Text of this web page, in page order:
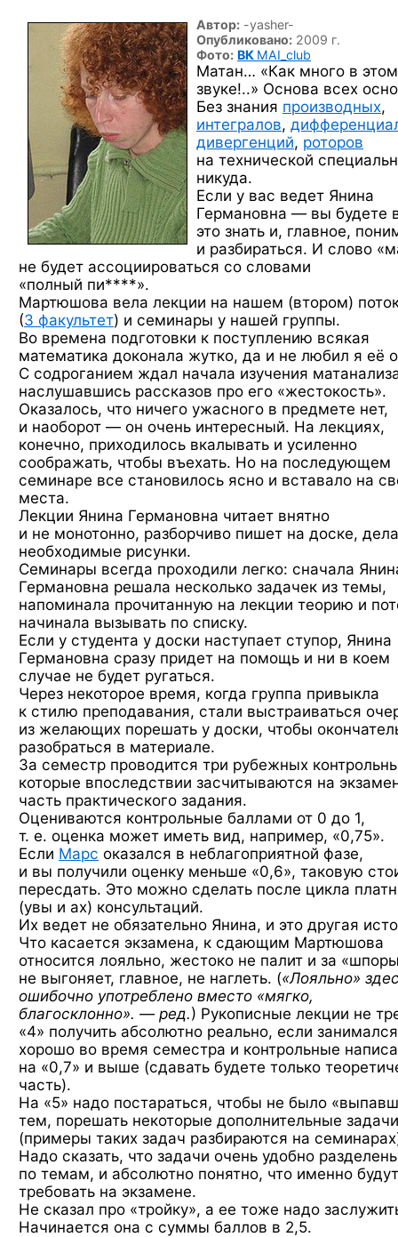
Автор: -yasher-
Опубликовано: 2009 г.
Фото: ВК MAI_club
Матан… «Как много в этом
звуке!..» Основа всех
Без знания производных,
интегралов,
дивергенций, роторов
на технической
никуда.
Если у вас ведет Янина
Германовна — вы будете
это знать и, главное,
и разбираться. И слово
не будет ассоциироваться со словами
«полный пи****».
Мартюшова вела лекции на нашем (втором)
(3 факультет) и семинары у нашей группы.
Во времена подготовки к поступлению всякая
математика доконала жутко, да и не любил я её
С содроганием ждал начала изучения
наслушавшись рассказов про его «жестокость».
Оказалось, что ничего ужасного в предмете нет,
и наоборот — он очень интересный. На лекциях,
конечно, приходилось вкалывать и усиленно
соображать, чтобы въехать. Но на последующем
семинаре все становилось ясно и вставало на
места.
Лекции Янина Германовна читает внятно
и не монотонно, разборчиво пишет на доске,
необходимые рисунки.
Семинары всегда проходили легко: сначала
Германовна решала несколько задачек из темы,
напоминала прочитанную на лекции теорию и
начинала вызывать по списку.
Если у студента у доски наступает ступор, Янина
Германовна сразу придет на помощь и ни в коем
случае не будет ругаться.
Через некоторое время, когда группа привыкла
к стилю преподавания, стали выстраиваться
из желающих порешать у доски, чтобы
разобраться в материале.
За семестр проводится три рубежных
которые впоследствии засчитываются на
часть практического задания.
Оцениваются контрольные баллами от 0 до 1,
т. е. оценка может иметь вид, например, «0,75».
Если Марс оказался в неблагоприятной фазе,
и вы получили оценку меньше «0,6», таковую
пересдать. Это можно сделать после цикла
(увы и ах) консультаций.
Их ведет не обязательно Янина, и это другая
Что касается экзамена, к сдающим Мартюшова
относится лояльно, жестоко не палит и за
не выгоняет, главное, не наглеть. («Лояльно»
ошибочно употреблено вместо «мягко,
благосклонно». — ред.) Рукописные лекции не
«4» получить абсолютно реально, если занимался
хорошо во время семестра и контрольные
на «0,7» и выше (сдавать будете только
часть).
На «5» надо постараться, чтобы не было
тем, порешать некоторые дополнительные задачи
(примеры таких задач разбираются на
Надо сказать, что задачи очень удобно
по темам, и абсолютно понятно, что именно будут
требовать на экзамене.
Не сказал про «тройку», а ее тоже надо
Начинается она с суммы баллов в 2,5.